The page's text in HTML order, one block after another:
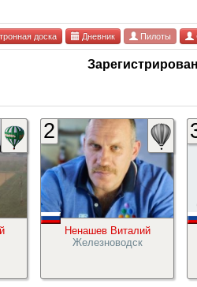
доска Дневник Пилоты
Ненашев Виталий
Железноводск
2